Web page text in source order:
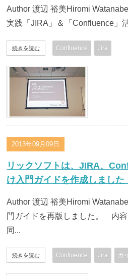
Author 渡辺 裕美Hiromi
実践「JIRA」＆「Confluence」
続きを読む Confluence Jira
2013年09月09日
リックソフトは、JIRA、
け入門ガイドを作成しました
Author 渡辺 裕美Hiromi
門ガイドを再版しました。 内容
同...
続きを読む Confluence Jira ガ